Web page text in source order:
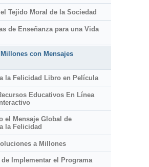
Tejido Moral de la Sociedad
de Enseñanza para una Vida
con Mensajes
la Felicidad Libro en Película
Educativos En Línea
el Mensaje Global de
la Felicidad
a Millones
de Implementar el Programa